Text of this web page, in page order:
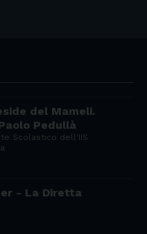
del Mameli.
Pedullà
Scolastico dell'IIS
- La Diretta